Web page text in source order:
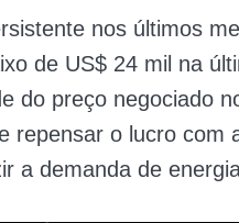
nos últimos
de US$ 24 mil na
do preço negociado
repensar o lucro com
a demanda de